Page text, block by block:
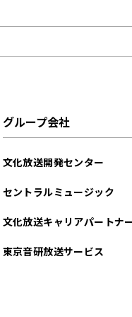
グループ会社
文化放送開発センター
セントラルミュージック
文化放送キャリアパートナ
東京音研放送サービス